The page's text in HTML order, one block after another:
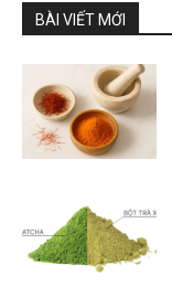
BÀI VIẾT MỚI